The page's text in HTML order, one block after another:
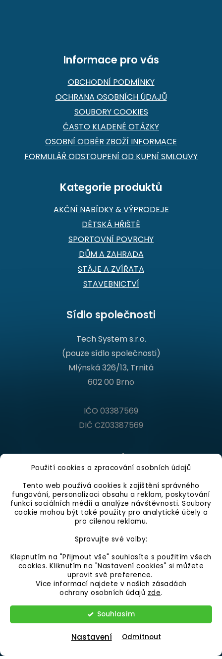
Použití cookies a zpracování osobních údajů
Tento web používá cookies k zajištění správného
fungování, personalizaci obsahu a reklam, poskytování
funkcí sociálních médií a analýze návštěvnosti. Soubory
cookie mohou být také použity pro analytické účely a
pro cílenou reklamu.
Spravujte své volby:
Klepnutím na "Přijmout vše" souhlasíte s použitím všech
cookies. Kliknutím na "Nastavení cookies" si můžete
upravit své preference.
Více informací najdete v našich zásadách
ochrany osobních údajů zde.
Souhlasím
Nastavení Odmítnout
Informace pro vás
OBCHODNÍ PODMÍNKY
OCHRANA OSOBNÍCH ÚDAJŮ
SOUBORY COOKIES
ČASTO KLADENÉ OTÁZKY
OSOBNÍ ODBĚR ZBOŽÍ INFORMACE
FORMULÁŘ ODSTOUPENÍ OD KUPNÍ SMLOUVY
Kategorie produktů
AKČNÍ NABÍDKY & VÝPRODEJE
DĚTSKÁ HŘIŠTĚ
SPORTOVNÍ POVRCHY
DŮM A ZAHRADA
STÁJE A ZVÍŘATA
STAVEBNICTVÍ
Sídlo společnosti
Tech System s.r.o.
(pouze sídlo společnosti)
Mlýnská 326/13, Trnitá
602 00 Brno
IČO 03387569
DIČ CZ03387569
Kontakt
Infolinka
Po - Pá 9:00 - 16:00 hod.
+420 546 210 230
info@gumovepovrchy.cz
Vytvořil Shoptet
Copyright 2026GUMOVÉ POVRCHY CZ. Všechna práva
vyhrazena.Upravit nastavení cookies